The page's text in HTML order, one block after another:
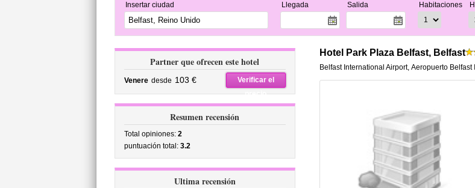
Insertar ciudad Llegada Salida Habitaciones
Partner que ofrecen este hotel
Venere desde 103 €
Verificar el
precio
Resumen recensión
Total opiniones: 2
puntuación total: 3.2
Ultima recensión
Hotel Park Plaza Belfast, Belfast
Belfast International Airport, Aeropuerto Belfast